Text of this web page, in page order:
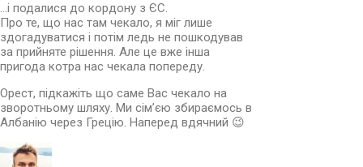
…і подалися до кордону з ЄС.
Про те, що нас там чекало, я міг лише
здогадуватися і потім ледь не пошкодував
за прийняте рішення. Але це вже інша
пригода котра нас чекала попереду.
Орест, підкажіть що саме Вас чекало на
зворотньому шляху. Ми сім’єю збираємось в
Албанію через Грецію. Наперед вдячний 😉